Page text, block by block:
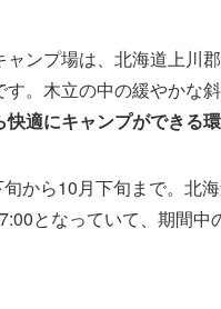
ャンプ場は、北海道上川
す。木立の中の緩やかな
快適にキャンプができる
から10月下旬まで。北
となっていて、期間中